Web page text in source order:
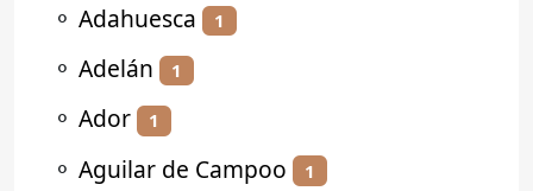
⚬ Adahuesca 1
⚬ Adelán 1
⚬ Ador 1
⚬ Aguilar de Campoo 1